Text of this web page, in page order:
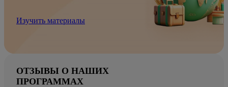
Изучить материалы
ОТЗЫВЫ О НАШИХ
ПРОГРАММАХ